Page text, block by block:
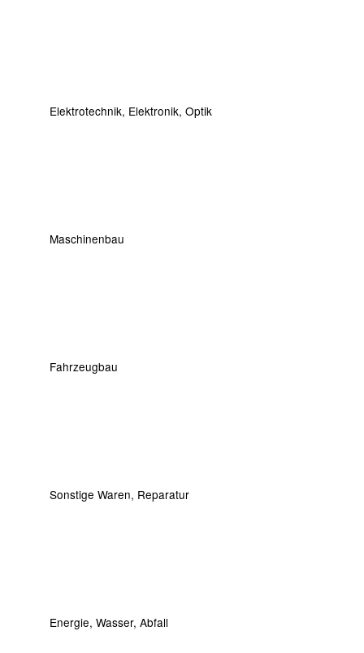
Elektrotechnik, Elektronik, Optik
Maschinenbau
Fahrzeugbau
Sonstige Waren, Reparatur
Energie, Wasser, Abfall